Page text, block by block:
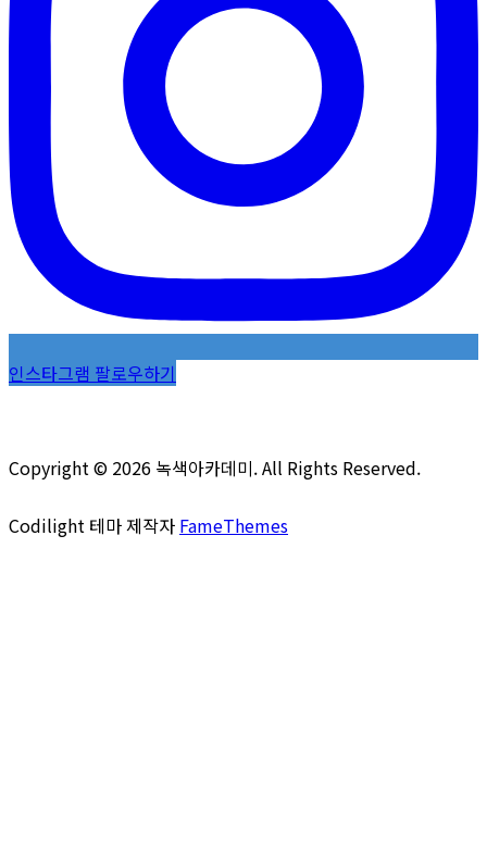
인스타그램 팔로우하기
Copyright © 2026 녹색아카데미. All Rights Reserved.
Codilight 테마 제작자 FameThemes